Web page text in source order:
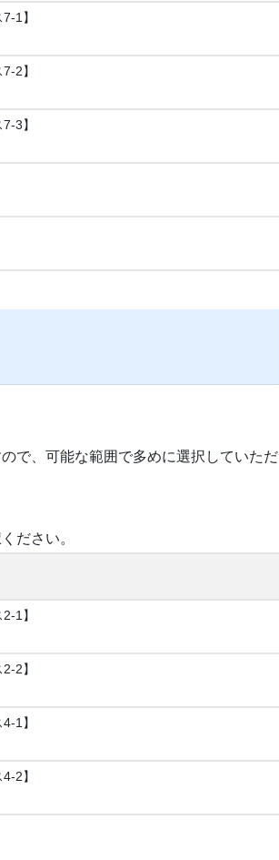
1】
2】
3】
で、可能な範囲で多めに選択していただ
ださい。
1】
2】
1】
2】